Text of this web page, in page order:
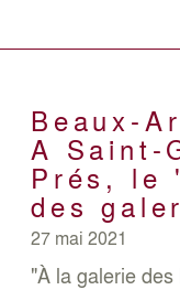
Beaux-
A Saint-
Prés, le
des
27 mai 2021
"À la galerie